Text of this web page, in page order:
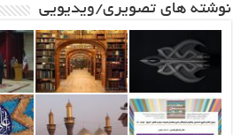
نوشته های تصویری/ویدیویی